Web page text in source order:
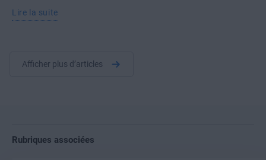
Lire la suite
Afficher plus d’articles
Rubriques associées